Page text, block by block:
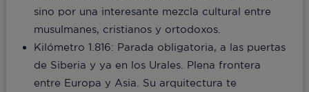
sino por una interesante mezcla cultural entre
musulmanes, cristianos y ortodoxos.
Kilómetro 1.816: Parada obligatoria, a las puertas
de Siberia y ya en los Urales. Plena frontera
entre Europa y Asia. Su arquitectura te